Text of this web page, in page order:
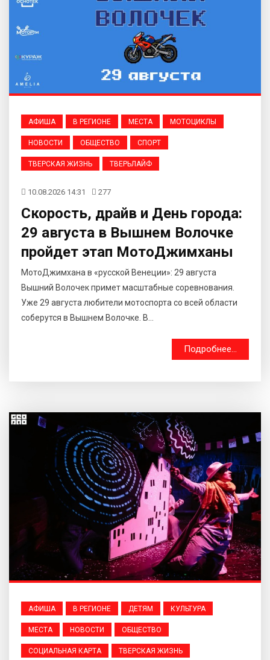
АФИША В РЕГИОНЕ МЕСТА МОТОЦИКЛЫ
НОВОСТИ ОБЩЕСТВО СПОРТ
ТВЕРСКАЯ ЖИЗНЬ ТВЕРЬЛАЙФ
10.08.2026 14:31 277
Скорость, драйв и День города:
29 августа в Вышнем Волочке
пройдет этап МотоДжимханы
МотоДжимхана в «русской Венеции»: 29 августа
Вышний Волочек примет масштабные соревнования.
Уже 29 августа любители мотоспорта со всей области
соберутся в Вышнем Волочке. В...
Подробнее...
АФИША В РЕГИОНЕ ДЕТЯМ КУЛЬТУРА
МЕСТА НОВОСТИ ОБЩЕСТВО
СОЦИАЛЬНАЯ КАРТА ТВЕРСКАЯ ЖИЗНЬ